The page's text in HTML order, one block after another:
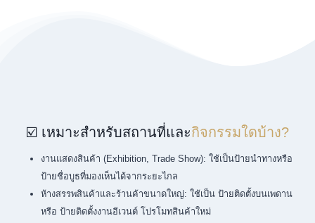
☑️ เหมาะสำหรับสถานที่และกิจกรรมใดบ้าง?
งานแสดงสินค้า (Exhibition, Trade Show): ใช้เป็นป้ายนำทางหรือ
ป้ายชื่อบูธที่มองเห็นได้จากระยะไกล
ห้างสรรพสินค้าและร้านค้าขนาดใหญ่: ใช้เป็น ป้ายติดตั้งบนเพดาน
หรือ ป้ายติดตั้งงานอีเวนต์ โปรโมทสินค้าใหม่